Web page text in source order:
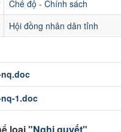
Chế độ - Chính sách
Hội đồng nhân dân tỉnh
nq.doc
nq-1.doc